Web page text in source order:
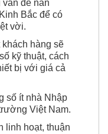
việc, gây phiền
đề nan
Bắc để có
vời.
khách hàng sẽ
kỹ thuật, cách
bị với giá cả
số ít nhà Nhập
Việt Nam.